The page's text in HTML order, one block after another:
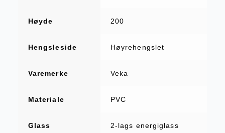
Høyde 200
Hengsleside Høyrehengslet
Varemerke Veka
Materiale PVC
Glass 2-lags energiglass